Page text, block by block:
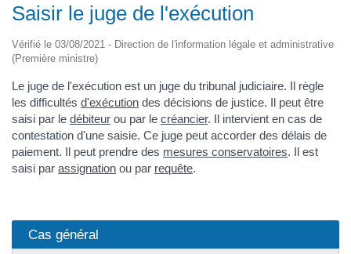
Saisir le juge de l'exécution
Vérifié le 03/08/2021 - Direction de l'information légale et administrative
(Première ministre)
Le juge de l'exécution est un juge du tribunal judiciaire. Il règle
les difficultés d'exécution des décisions de justice. Il peut être
saisi par le débiteur ou par le créancier. Il intervient en cas de
contestation d'une saisie. Ce juge peut accorder des délais de
paiement. Il peut prendre des mesures conservatoires. Il est
saisi par assignation ou par requête.
Cas général